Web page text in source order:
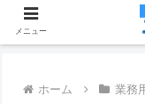
ホーム 業務
メニュー